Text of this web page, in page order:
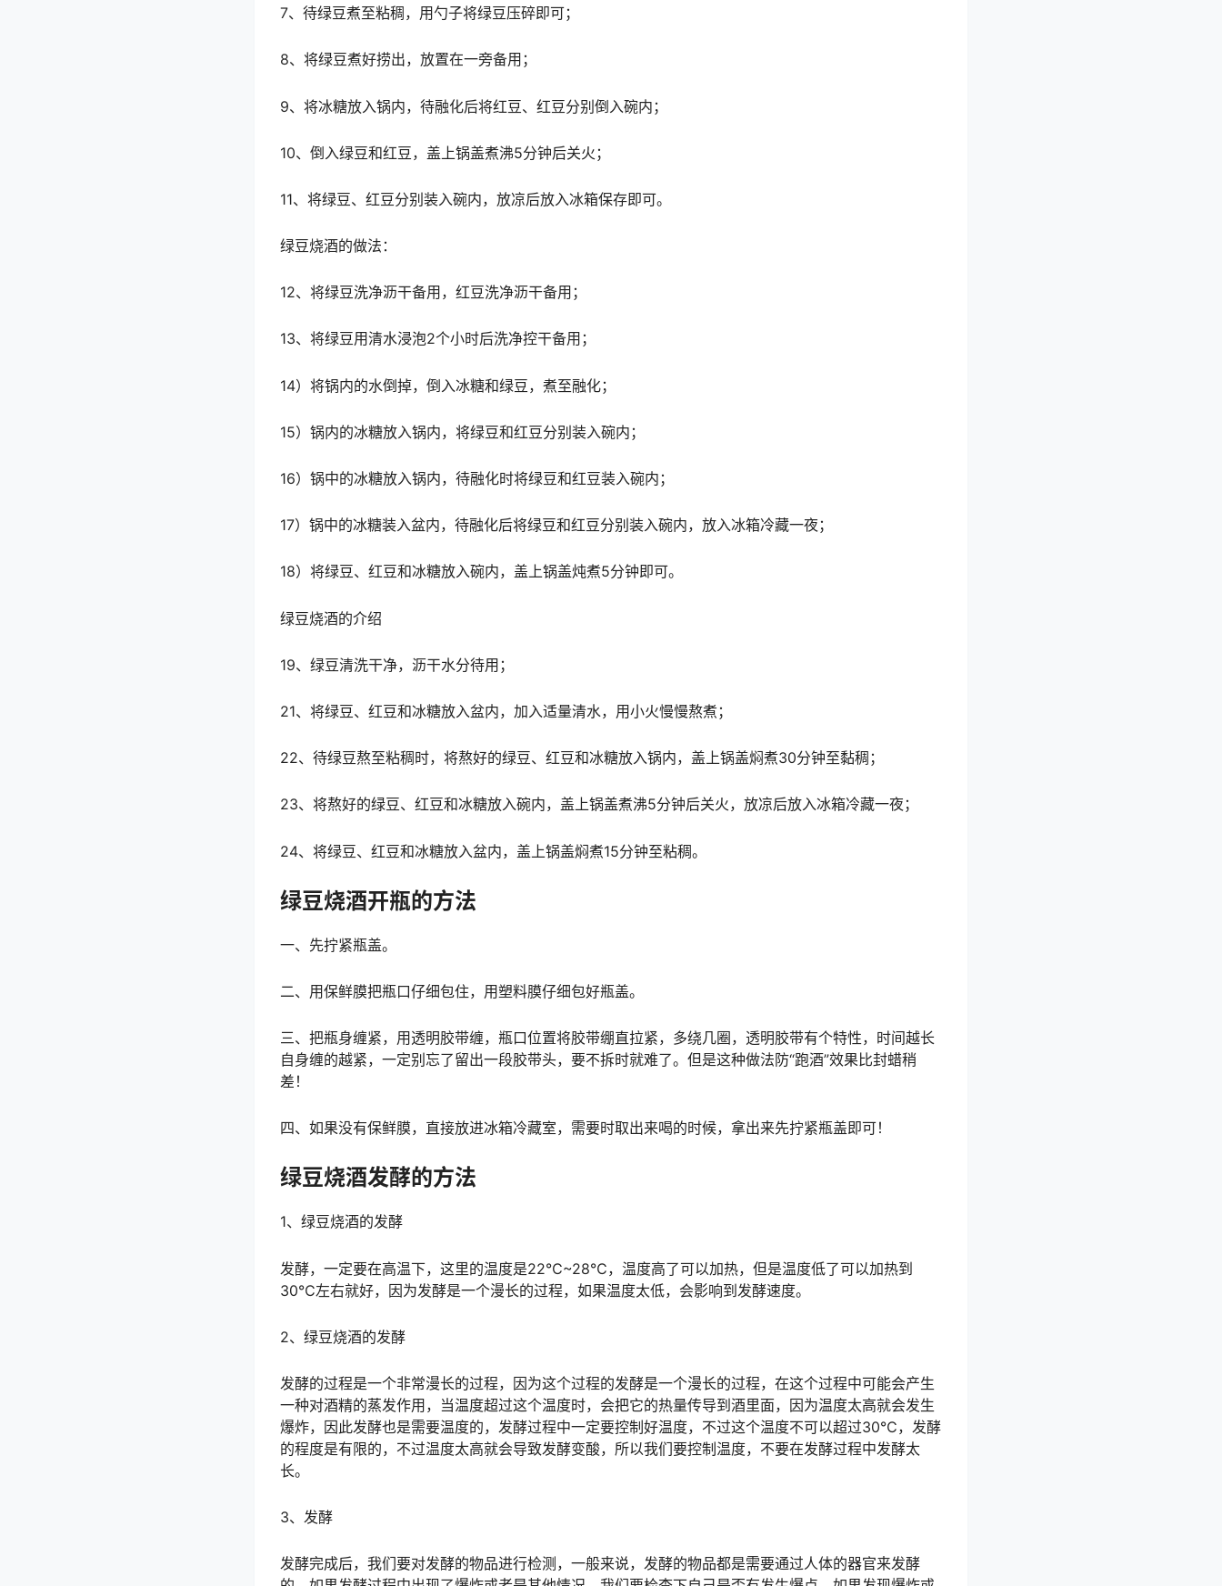
7、待绿豆煮至粘稠，用勺子将绿豆压碎即可；
8、将绿豆煮好捞出，放置在一旁备用；
9、将冰糖放入锅内，待融化后将红豆、红豆分别倒入碗内；
10、倒入绿豆和红豆，盖上锅盖煮沸5分钟后关火；
11、将绿豆、红豆分别装入碗内，放凉后放入冰箱保存即可。
绿豆烧酒的做法：
12、将绿豆洗净沥干备用，红豆洗净沥干备用；
13、将绿豆用清水浸泡2个小时后洗净控干备用；
14）将锅内的水倒掉，倒入冰糖和绿豆，煮至融化；
15）锅内的冰糖放入锅内，将绿豆和红豆分别装入碗内；
16）锅中的冰糖放入锅内，待融化时将绿豆和红豆装入碗内；
17）锅中的冰糖装入盆内，待融化后将绿豆和红豆分别装入碗内，放入冰箱冷藏一夜；
18）将绿豆、红豆和冰糖放入碗内，盖上锅盖炖煮5分钟即可。
绿豆烧酒的介绍
19、绿豆清洗干净，沥干水分待用；
21、将绿豆、红豆和冰糖放入盆内，加入适量清水，用小火慢慢熬煮；
22、待绿豆熬至粘稠时，将熬好的绿豆、红豆和冰糖放入锅内，盖上锅盖焖煮30分钟至黏稠；
23、将熬好的绿豆、红豆和冰糖放入碗内，盖上锅盖煮沸5分钟后关火，放凉后放入冰箱冷藏一夜；
24、将绿豆、红豆和冰糖放入盆内，盖上锅盖焖煮15分钟至粘稠。
绿豆烧酒开瓶的方法
一、先拧紧瓶盖。
二、用保鲜膜把瓶口仔细包住，用塑料膜仔细包好瓶盖。
三、把瓶身缠紧，用透明胶带缠，瓶口位置将胶带绷直拉紧，多绕几圈，透明胶带有个特性，时间越长
自身缠的越紧，一定别忘了留出一段胶带头，要不拆时就难了。但是这种做法防“跑酒”效果比封蜡稍
差！
四、如果没有保鲜膜，直接放进冰箱冷藏室，需要时取出来喝的时候，拿出来先拧紧瓶盖即可！
绿豆烧酒发酵的方法
1、绿豆烧酒的发酵
发酵，一定要在高温下，这里的温度是22℃~28℃，温度高了可以加热，但是温度低了可以加热到
30℃左右就好，因为发酵是一个漫长的过程，如果温度太低，会影响到发酵速度。
2、绿豆烧酒的发酵
发酵的过程是一个非常漫长的过程，因为这个过程的发酵是一个漫长的过程，在这个过程中可能会产生
一种对酒精的蒸发作用，当温度超过这个温度时，会把它的热量传导到酒里面，因为温度太高就会发生
爆炸，因此发酵也是需要温度的，发酵过程中一定要控制好温度，不过这个温度不可以超过30℃，发酵
的程度是有限的，不过温度太高就会导致发酵变酸，所以我们要控制温度，不要在发酵过程中发酵太
长。
3、发酵
发酵完成后，我们要对发酵的物品进行检测，一般来说，发酵的物品都是需要通过人体的器官来发酵